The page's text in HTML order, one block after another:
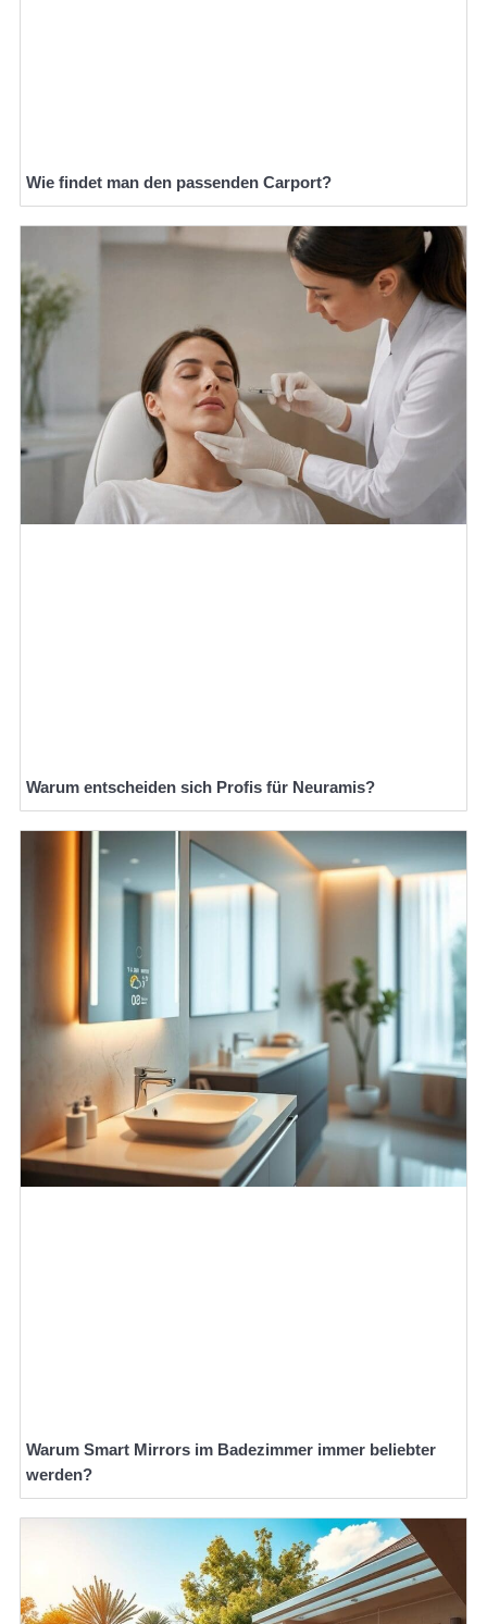
Wie findet man den passenden Carport?
Warum entscheiden sich Profis für Neuramis?
Warum Smart Mirrors im Badezimmer immer beliebter
werden?